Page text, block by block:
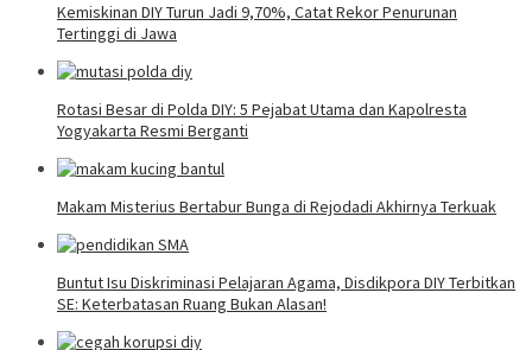
Kemiskinan DIY Turun Jadi 9,70%, Catat Rekor Penurunan
Tertinggi di Jawa
Rotasi Besar di Polda DIY: 5 Pejabat Utama dan Kapolresta
Yogyakarta Resmi Berganti
Makam Misterius Bertabur Bunga di Rejodadi Akhirnya Terkuak
Buntut Isu Diskriminasi Pelajaran Agama, Disdikpora DIY Terbitkan
SE: Keterbatasan Ruang Bukan Alasan!